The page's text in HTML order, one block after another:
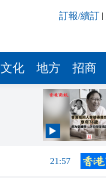
訂報/續訂
文化 地方 招商
21:57